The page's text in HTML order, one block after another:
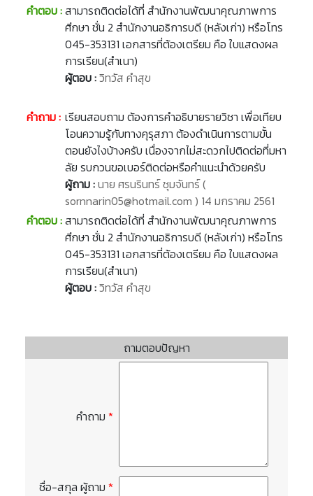
คำตอบ :สามารถติดต่อได้ที่ สำนักงานพัฒนาคุณภาพการ
ศึกษา ชั่น 2 สำนักงานอธิการบดี (หลังเก่า) หรือโทร
045-353131 เอกสารที่ต้องเตรียม คือ ใบแสดงผล
การเรียน(สำเนา)
ผู้ตอบ :วิทวัส คำสุข
คำถาม : เรียนสอบถาม ต้องการคำอธิบายรายวิชา เพื่อเทียบ
โอนความรู้กับทางคุรุสภา ต้องดำเนินการตามขั้น
ตอนยังไงบ้างครับ เนื่องจากไม่สะดวกไปติดต่อที่มหา
ลัย รบกวนขอเบอร์ติดต่อหรือคำแนะนำด้วยครับ
ผู้ถาม :นาย ศรนรินทร์ ชุมจันทร์ (
sornnarin05@hotmail.com ) 14 มกราคม 2561
คำตอบ :สามารถติดต่อได้ที่ สำนักงานพัฒนาคุณภาพการ
ศึกษา ชั่น 2 สำนักงานอธิการบดี (หลังเก่า) หรือโทร
045-353131 เอกสารที่ต้องเตรียม คือ ใบแสดงผล
การเรียน(สำเนา)
ผู้ตอบ :วิทวัส คำสุข
ถามตอบปัญหา
คำถาม *
ชื่อ-สกุล ผู้ถาม *